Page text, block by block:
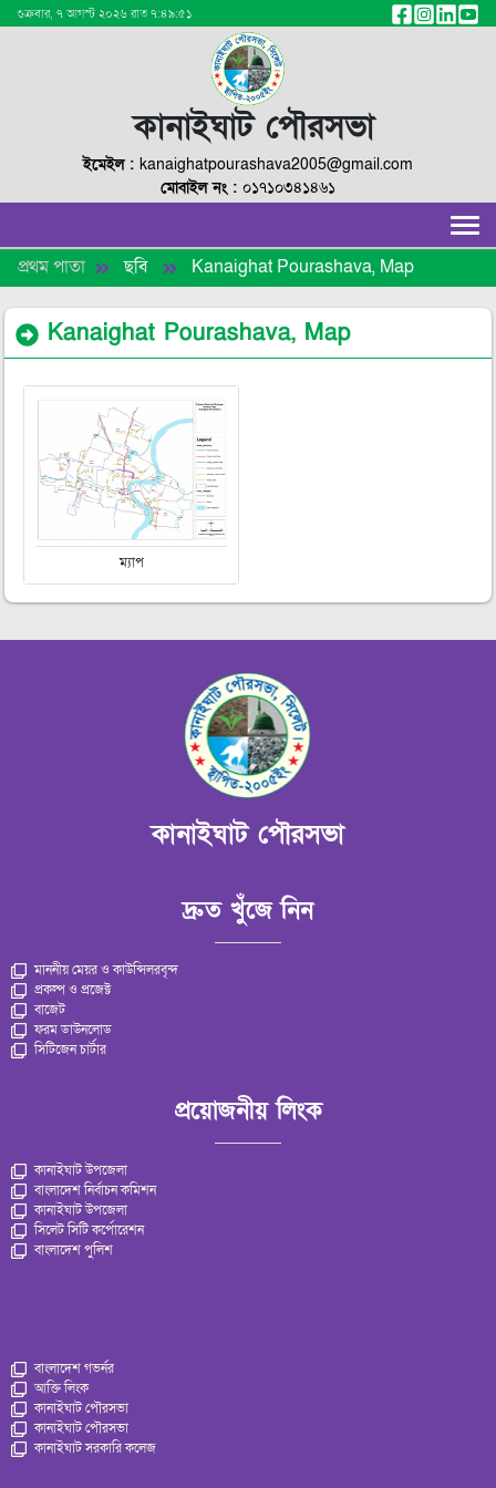
শুক্রবার, ৭ আগস্ট ২০২৬ রাত ৭:৪৯:৫১
কানাইঘাট পৌরসভা
ইমেইল : kanaighatpourashava2005@gmail.com
মোবাইল নং : ০১৭১০৩৪১৪৬১
প্রথম পাতা ছবি Kanaighat Pourashava, Map
Kanaighat Pourashava, Map
ম্যাপ
কানাইঘাট পৌরসভা
দ্রুত খুঁজে নিন
মাননীয় মেয়র ও কাউন্সিলরবৃন্দ
প্রকল্প ও প্রজেক্ট
বাজেট
ফরম ডাউনলোড
সিটিজেন চার্টার
প্রয়োজনীয় লিংক
কানাইঘাট উপজেলা
বাংলাদেশ নির্বাচন কমিশন
কানাইঘাট উপজেলা
সিলেট সিটি কর্পোরেশন
বাংলাদেশ পুলিশ
বাংলাদেশ গভর্নর
আক্তি লিংক
কানাইঘাট পৌরসভা
কানাইঘাট পৌরসভা
কানাইঘাট সরকারি কলেজ